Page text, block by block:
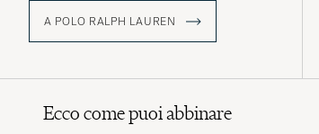
A POLO RALPH LAUREN
Ecco come puoi abbinare